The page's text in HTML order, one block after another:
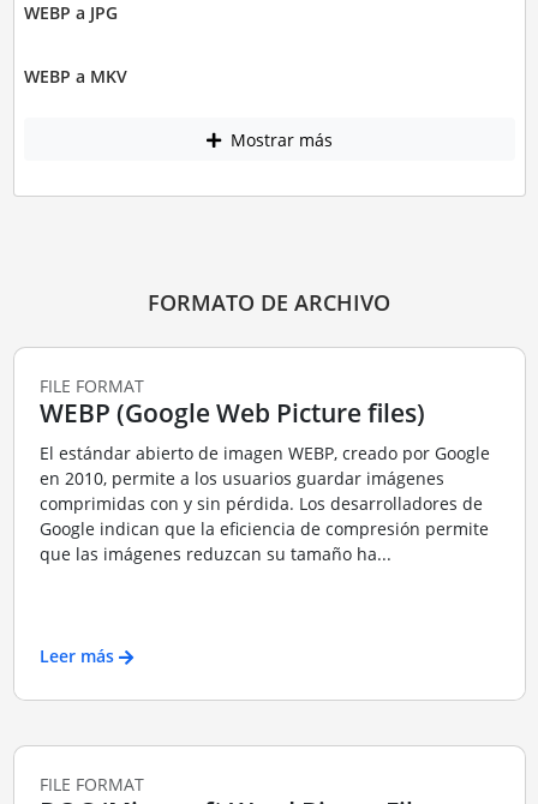
WEBP a JPG
WEBP a MKV
Mostrar más
FORMATO DE ARCHIVO
FILE FORMAT
WEBP (Google Web Picture files)
El estándar abierto de imagen WEBP, creado por Google
en 2010, permite a los usuarios guardar imágenes
comprimidas con y sin pérdida. Los desarrolladores de
Google indican que la eficiencia de compresión permite
que las imágenes reduzcan su tamaño ha...
Leer más
FILE FORMAT